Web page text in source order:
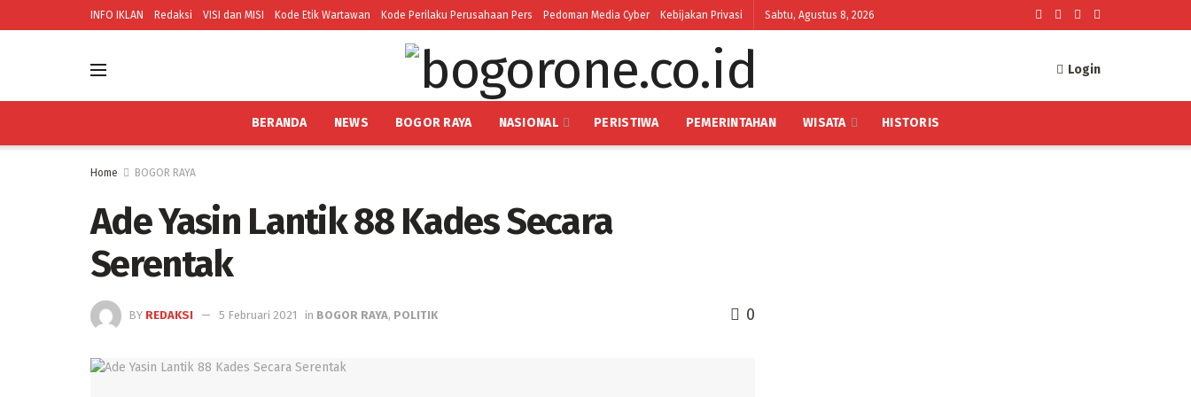
INFO IKLAN Redaksi VISI dan MISI Kode Etik Wartawan Kode Perilaku Perusahaan Pers Pedoman Media Cyber Kebijakan Privasi Sabtu, Agustus 8, 2026
Login
BERANDA NEWS BOGOR RAYA NASIONAL PERISTIWA PEMERINTAHAN WISATA HISTORIS
Home BOGOR RAYA
Ade Yasin Lantik 88 Kades Secara
Serentak
BY REDAKSI 5 Februari 2021 in BOGOR RAYA, POLITIK 0